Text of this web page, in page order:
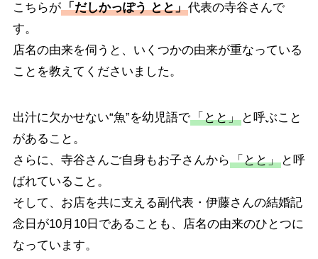
こちらが「だしかっぽう とと」代表の寺谷さんで
す。
店名の由来を伺うと、いくつかの由来が重なっている
ことを教えてくださいました。
出汁に欠かせない“魚”を幼児語で「とと」と呼ぶこと
があること。
さらに、寺谷さんご自身もお子さんから 「とと」と呼
ばれていること。
そして、お店を共に支える副代表・伊藤さんの結婚記
念日が10月10日であることも、店名の由来のひとつに
なっています。